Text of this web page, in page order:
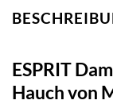
ESPRIT
Hauch von